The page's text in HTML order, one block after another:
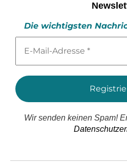
Die wichtigsten
Mail-
*
Wir senden keinen Spam!